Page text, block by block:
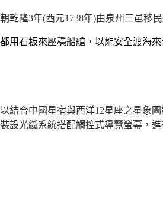
乾隆3年(西元1738年)由泉州三邑移
用石板來壓穩船艙，以能安全渡海
結合中國星宿與西洋12星座之星象
設光纖系統搭配觸控式導覽螢幕，進